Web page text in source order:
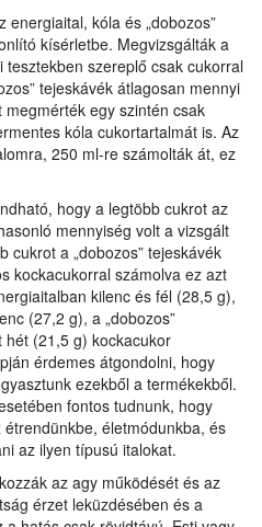
kóla és „dobozos”
kísérletbe. Megvizsgálták a
szereplő csak cukorral
tejeskávék átlagosan mennyi
egy szintén csak
kóla cukortartalmát is. Az
250 ml-re számolták át, ez
hogy a legtöbb cukrot az
mennyiség volt a vizsgált
cukrot a „dobozos” tejeskávék
kockacukorral számolva ez azt
kilenc és fél (28,5 g),
(27,2 g), a „dobozos”
(21,5 g) kockacukor
érdemes átgondolni, hogy
ezekből a termékekből.
fontos tudnunk, hogy
életmódunkba, és
az ilyen típusú italokat.
az agy működését és az
érzet leküzdésében és a